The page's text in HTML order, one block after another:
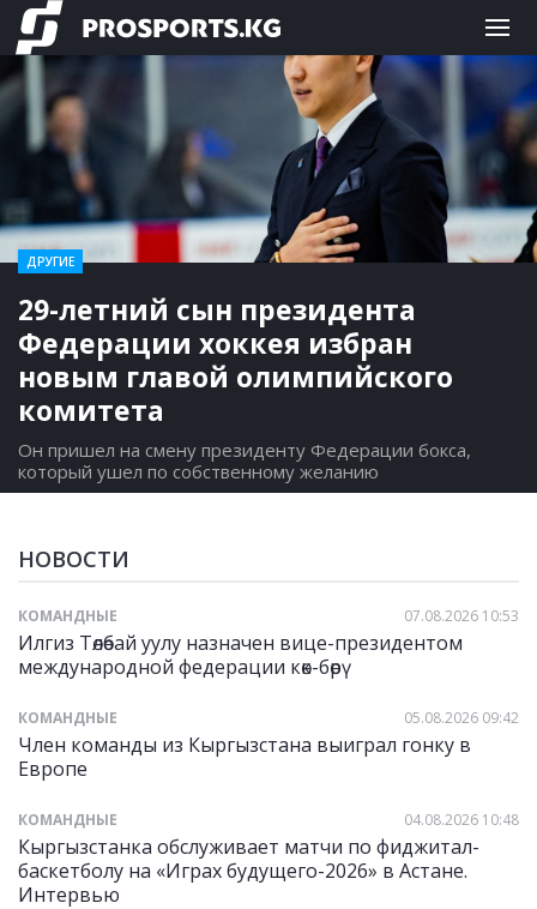
29-летний сын президента
Федерации хоккея избран
новым главой олимпийского
комитета
Он пришел на смену президенту Федерации бокса,
который ушел по собственному желанию
ДРУГИЕ
НОВОСТИ
КОМАНДНЫЕ 07.08.2026 10:53
Илгиз Төлөбай уулу назначен вице-президентом
международной федерации көк-бөрү
КОМАНДНЫЕ 05.08.2026 09:42
Член команды из Кыргызстана выиграл гонку в
Европе
КОМАНДНЫЕ 04.08.2026 10:48
Кыргызстанка обслуживает матчи по фиджитал-
баскетболу на «Играх будущего-2026» в Астане.
Интервью